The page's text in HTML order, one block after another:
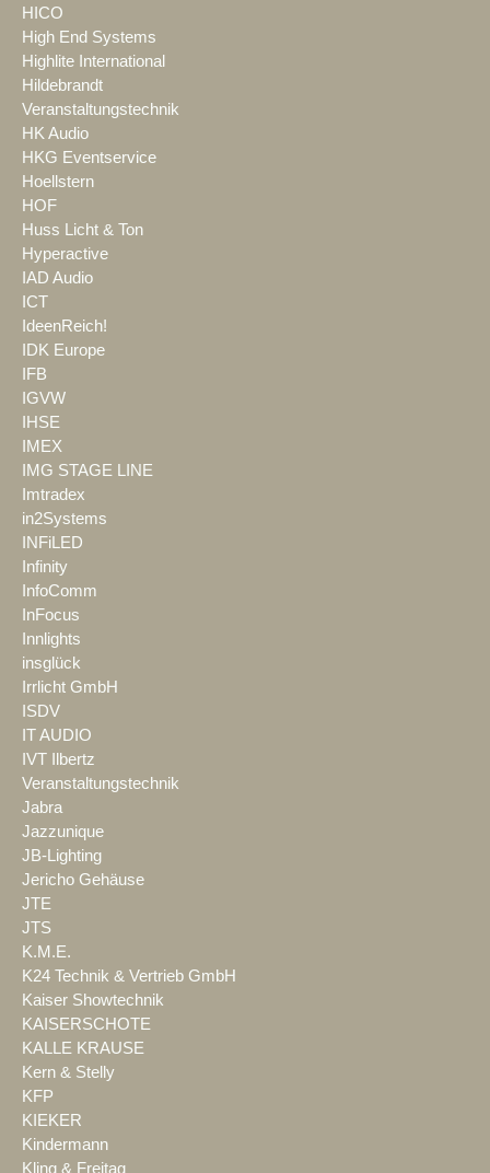
HICO
High End Systems
Highlite International
Hildebrandt
Veranstaltungstechnik
HK Audio
HKG Eventservice
Hoellstern
HOF
Huss Licht & Ton
Hyperactive
IAD Audio
ICT
IdeenReich!
IDK Europe
IFB
IGVW
IHSE
IMEX
IMG STAGE LINE
Imtradex
in2Systems
INFiLED
Infinity
InfoComm
InFocus
Innlights
insglück
Irrlicht GmbH
ISDV
IT AUDIO
IVT Ilbertz
Veranstaltungstechnik
Jabra
Jazzunique
JB-Lighting
Jericho Gehäuse
JTE
JTS
K.M.E.
K24 Technik & Vertrieb GmbH
Kaiser Showtechnik
KAISERSCHOTE
KALLE KRAUSE
Kern & Stelly
KFP
KIEKER
Kindermann
Kling & Freitag